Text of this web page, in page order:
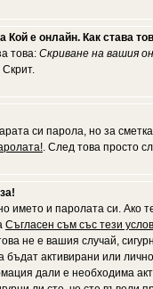
е онлайн. Как става
това: Скриване на вашия
си парола, но за
. След това просто
името и паролата си. Ако
Съгласен съм със тези
не е вашия случай,
бъдат активирани или
дали е необходима